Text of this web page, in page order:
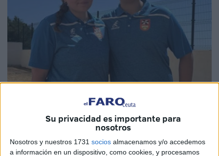
Su privacidad es importante para
nosotros
Nosotros y nuestros 1731 socios almacenamos y/o accedemos
a información en un dispositivo, como cookies, y procesamos
ElClub Petanca Los Rosalesha tenido diferente suerte y